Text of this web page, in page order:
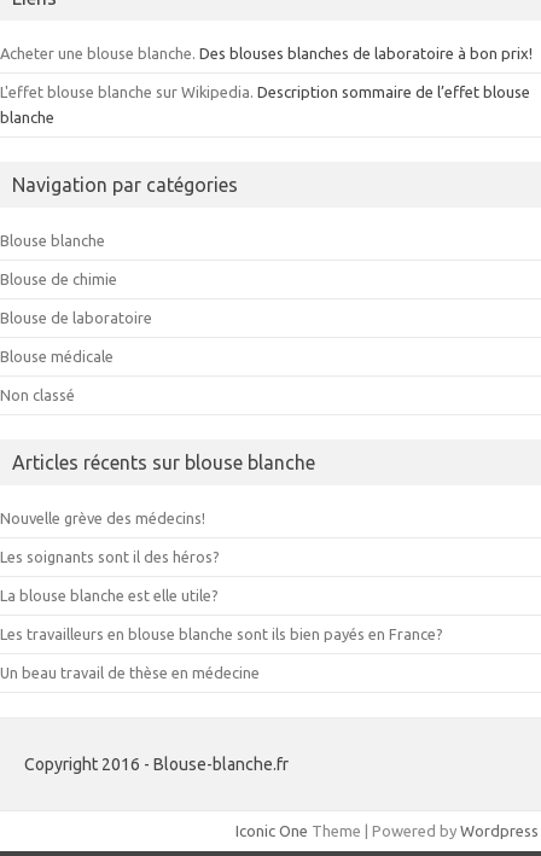
Acheter une blouse blanche. Des blouses blanches de laboratoire à bon prix!
L'effet blouse blanche sur Wikipedia. Description sommaire de l’effet blouse
blanche
Navigation par catégories
Blouse blanche
Blouse de chimie
Blouse de laboratoire
Blouse médicale
Non classé
Articles récents sur blouse blanche
Nouvelle grève des médecins!
Les soignants sont il des héros?
La blouse blanche est elle utile?
Les travailleurs en blouse blanche sont ils bien payés en France?
Un beau travail de thèse en médecine
Copyright 2016 - Blouse-blanche.fr
Iconic One Theme | Powered by Wordpress